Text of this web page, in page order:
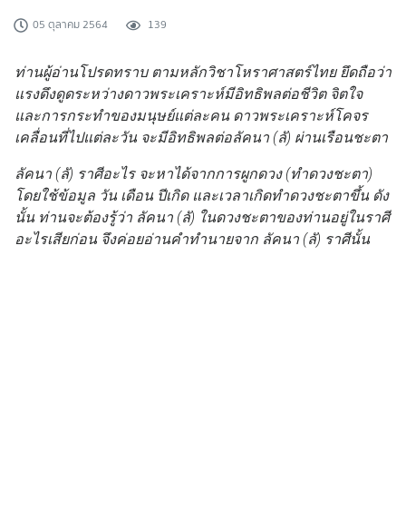
05 ตุลาคม 2564 139
ท่านผู้อ่านโปรดทราบ ตามหลักวิชาโหราศาสตร์ไทย ยึดถือว่า
แรงดึงดูดระหว่างดาวพระเคราะห์มีอิทธิพลต่อชีวิต จิตใจ
และการกระทำของมนุษย์แต่ละคน ดาวพระเคราะห์โคจร
เคลื่อนที่ไปแต่ละวัน จะมีอิทธิพลต่อลัคนา (ลั) ผ่านเรือนชะตา
ลัคนา (ลั) ราศีอะไร จะหาได้จากการผูกดวง (ทำดวงชะตา)
โดยใช้ข้อมูล วัน เดือน ปีเกิด และเวลาเกิดทำดวงชะตาขึ้น ดัง
นั้น ท่านจะต้องรู้ว่า ลัคนา (ลั) ในดวงชะตาของท่านอยู่ในราศี
อะไรเสียก่อน จึงค่อยอ่านคำทำนายจาก ลัคนา (ลั) ราศีนั้น